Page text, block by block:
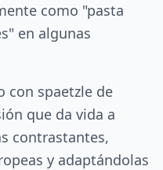
como "pasta
en algunas
con spaetzle de
que da vida a
contrastantes,
y adaptándolas